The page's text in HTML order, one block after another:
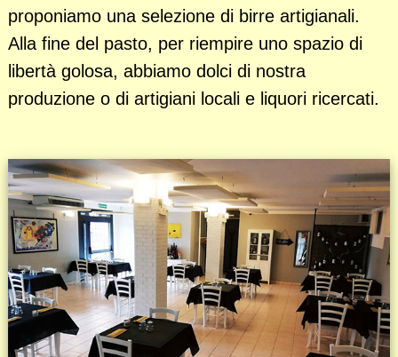
proponiamo una selezione di birre artigianali.
Alla fine del pasto, per riempire uno spazio di
libertà golosa, abbiamo dolci di nostra
produzione o di artigiani locali e liquori ricercati.